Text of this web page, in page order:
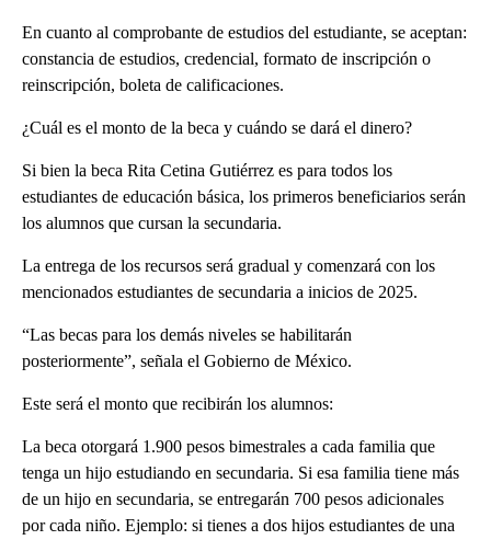
En cuanto al comprobante de estudios del estudiante, se aceptan:
constancia de estudios, credencial, formato de inscripción o
reinscripción, boleta de calificaciones.
¿Cuál es el monto de la beca y cuándo se dará el dinero?
Si bien la beca Rita Cetina Gutiérrez es para todos los
estudiantes de educación básica, los primeros beneficiarios serán
los alumnos que cursan la secundaria.
La entrega de los recursos será gradual y comenzará con los
mencionados estudiantes de secundaria a inicios de 2025.
“Las becas para los demás niveles se habilitarán
posteriormente”, señala el Gobierno de México.
Este será el monto que recibirán los alumnos:
La beca otorgará 1.900 pesos bimestrales a cada familia que
tenga un hijo estudiando en secundaria. Si esa familia tiene más
de un hijo en secundaria, se entregarán 700 pesos adicionales
por cada niño. Ejemplo: si tienes a dos hijos estudiantes de una